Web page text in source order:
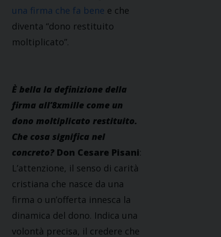
una firma che fa bene e che
diventa “dono restituito
moltiplicato”.
È bella la definizione della
firma all’8xmille come un
dono moltiplicato restituito.
Che cosa significa nel
concreto? Don Cesare Pisani:
L’attenzione, il senso di carità
cristiana che nasce da una
firma o un’offerta innesca la
dinamica del dono. Indica una
volontà precisa, il credere che